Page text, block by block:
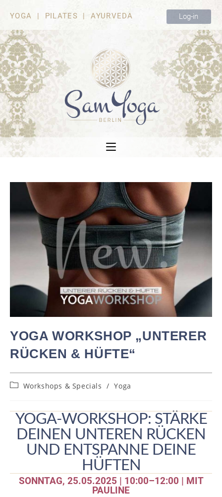
YOGA | PILATES | AYURVEDA Log-in
YOGA WORKSHOP „UNTERER
RÜCKEN & HÜFTE“
Workshops & Specials / Yoga
YOGA-WORKSHOP: STÄRKE
DEINEN UNTEREN RÜCKEN
UND ENTSPANNE DEINE
HÜFTEN
SONNTAG, 25.05.2025 | 10:00–12:00 | MIT
PAULINE